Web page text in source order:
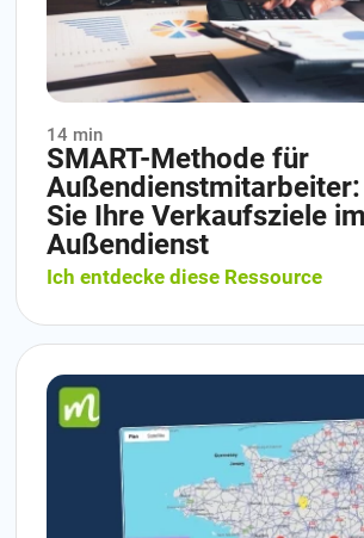
14 min
SMART-Methode für
Sie Ihre Verkaufsziele im
Außendienst
Ich entdecke diese Ressource